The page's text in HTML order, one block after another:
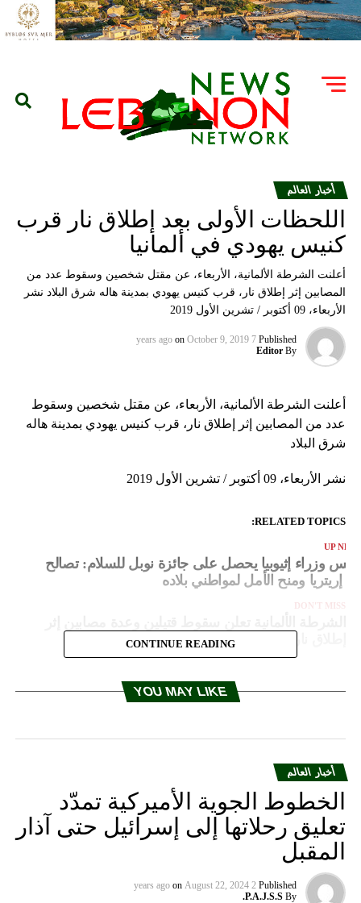
أخبار العالم
اللحظات الأولى بعد إطلاق نار قرب
كنيس يهودي في ألمانيا
أعلنت الشرطة الألمانية، الأربعاء، عن مقتل شخصين وسقوط عدد من
المصابين إثر إطلاق نار، قرب كنيس يهودي بمدينة هاله شرق البلاد نشر
الأربعاء، 09 أكتوبر / تشرين الأول 2019
Published
7 years ago
on October 9, 2019
By
Editor
أعلنت الشرطة الألمانية، الأربعاء، عن مقتل شخصين وسقوط
عدد من المصابين إثر إطلاق نار، قرب كنيس يهودي بمدينة هاله
شرق البلاد
نشر الأربعاء، 09 أكتوبر / تشرين الأول 2019
RELATED TOPICS:
UP
وزراء إثيوبيا يحصل على جائزة نوبل للسلام: تصالح
إريتريا ومنح الأمل لمواطني بلاده
DON'T MISS
إطلاق نار قرب كنيس يهوديCONTINUE READING
YOU MAY LIKE
أخبار العالم
الخطوط الجوية الأميركية تمدّد
تعليق رحلاتها إلى إسرائيل حتى آذار
المقبل
Published
2 years ago
on August 22, 2024
By
P.A.J.S.S.